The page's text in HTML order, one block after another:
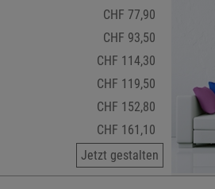
CHF 77,90
CHF 93,50
CHF 114,30
CHF 119,50
CHF 152,80
CHF 161,10
Jetzt gestalten